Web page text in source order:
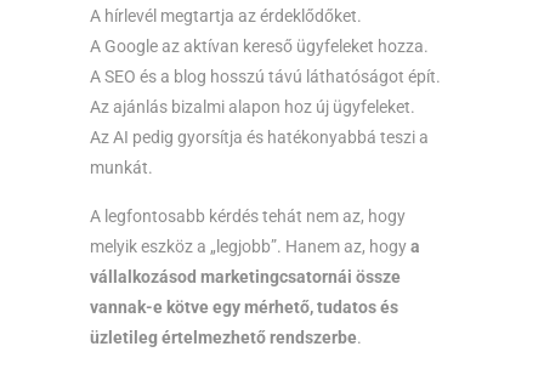
A hírlevél megtartja az érdeklődőket.
A Google az aktívan kereső ügyfeleket hozza.
A SEO és a blog hosszú távú láthatóságot épít.
Az ajánlás bizalmi alapon hoz új ügyfeleket.
Az AI pedig gyorsítja és hatékonyabbá teszi a
munkát.
A legfontosabb kérdés tehát nem az, hogy
melyik eszköz a „legjobb”. Hanem az, hogya
vállalkozásod marketingcsatornái össze
vannak-e kötve egy mérhető, tudatos és
üzletileg értelmezhető rendszerbe.